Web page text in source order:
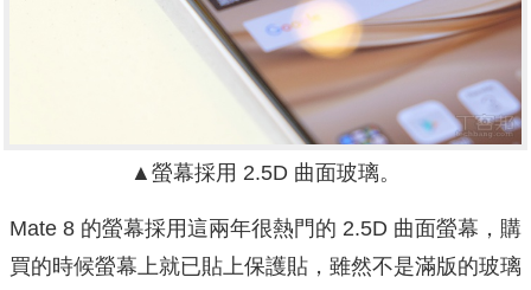
▲螢幕採用 2.5D 曲面玻璃。
Mate 8 的螢幕採用這兩年很熱門的 2.5D 曲面螢幕，購
買的時候螢幕上就已貼上保護貼，雖然不是滿版的玻璃